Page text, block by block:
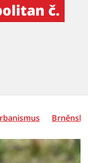
č.